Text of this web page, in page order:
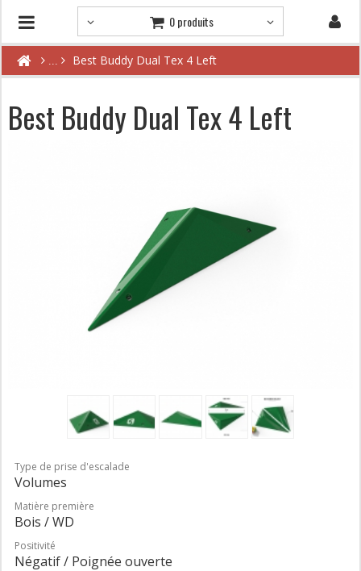
0 produits
Best Buddy Dual Tex 4 Left
Best Buddy Dual Tex 4 Left
Type de prise d'escalade
Volumes
Matière première
Bois / WD
Positivité
Négatif / Poignée ouverte